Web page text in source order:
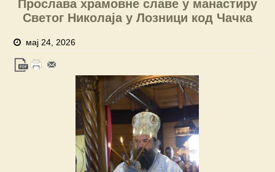
Прослава храмовне славе у манастиру
Светог Николаја у Лозници код Чачка
мај 24, 2026